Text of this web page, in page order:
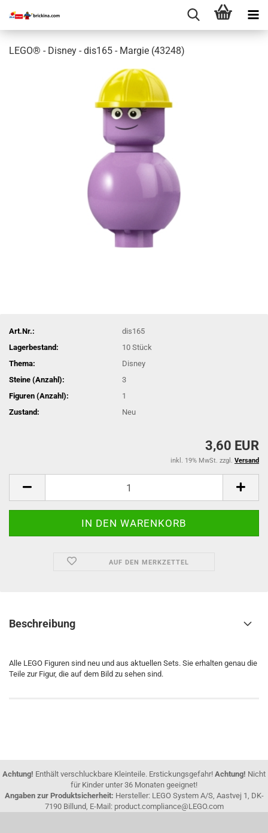
LEGO® - Disney - dis165 - Margie (43248)
Art.Nr.:
dis165
Lagerbestand:
10Stück
Thema:
Disney
Steine (Anzahl):
3
Figuren (Anzahl):
1
Zustand:
Neu
3,60 EUR
inkl. 19% MwSt. zzgl. Versand
AUF DEN MERKZETTEL
Beschreibung
Alle LEGO Figuren sind neu und aus aktuellen Sets. Sie erhalten genau die
Teile zur Figur, die auf dem Bild zu sehen sind.
Achtung! Enthält verschluckbare Kleinteile. Erstickungsgefahr! Achtung! Nicht
für Kinder unter 36 Monaten geeignet!
Angaben zur Produktsicherheit: Hersteller: LEGO System A/S, Aastvej 1, DK-
7190 Billund, E-Mail: product.compliance@LEGO.com